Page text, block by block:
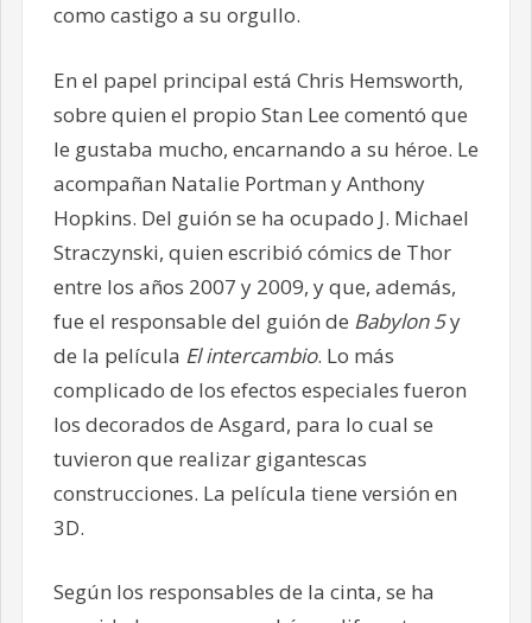
como castigo a su orgullo.
En el papel principal está Chris Hemsworth,
sobre quien el propio Stan Lee comentó que
le gustaba mucho, encarnando a su héroe. Le
acompañan Natalie Portman y Anthony
Hopkins. Del guión se ha ocupado J. Michael
Straczynski, quien escribió cómics de Thor
entre los años 2007 y 2009, y que, además,
fue el responsable del guión de Babylon 5y
de la película El intercambio. Lo más
complicado de los efectos especiales fueron
los decorados de Asgard, para lo cual se
tuvieron que realizar gigantescas
construcciones. La película tiene versión en
3D.
Según los responsables de la cinta, se ha